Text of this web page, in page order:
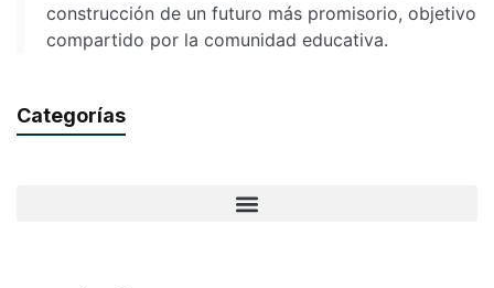
construcción de un futuro más promisorio, objetivo
compartido por la comunidad educativa.
Categorías